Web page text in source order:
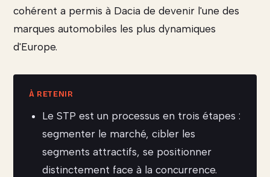
cohérent a permis à Dacia de devenir l'une des
marques automobiles les plus dynamiques
d'Europe.
Le STP est un processus en trois étapes :
segmenter le marché, cibler les
segments attractifs, se positionner
distinctement face à la concurrence.